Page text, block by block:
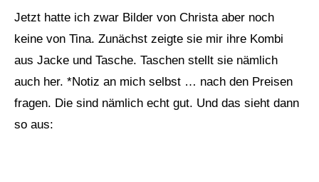
Jetzt hatte ich zwar Bilder von Christa aber noch
keine von Tina. Zunächst zeigte sie mir ihre Kombi
aus Jacke und Tasche. Taschen stellt sie nämlich
auch her. *Notiz an mich selbst … nach den Preisen
fragen. Die sind nämlich echt gut. Und das sieht dann
so aus: